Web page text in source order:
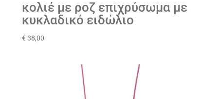
κολιέ με ροζ επιχρύσωμα με
κυκλαδικό ειδώλιο
€ 38,00